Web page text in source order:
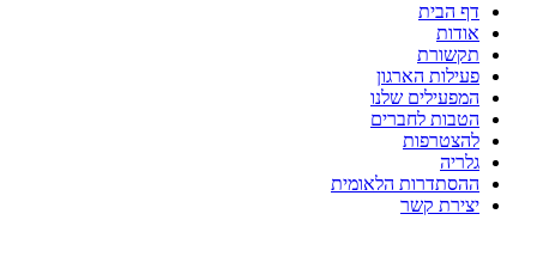
דף הבית
אודות
תקשורת
פעילות הארגון
המפעילים שלנו
הטבות לחברים
להצטרפות
גלריה
ההסתדרות הלאומית
יצירת קשר